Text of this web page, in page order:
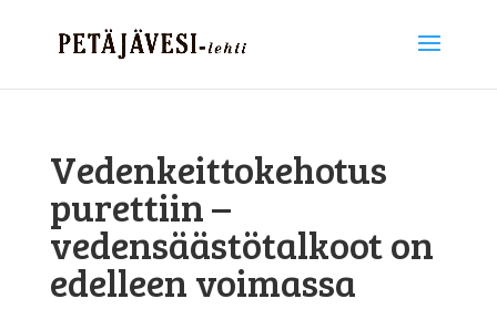
Vedenkeittokehotus
purettiin –
vedensäästötalkoot on
edelleen voimassa